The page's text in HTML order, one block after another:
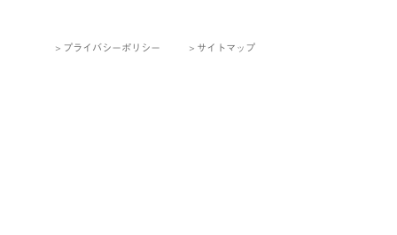
プライバシーポリシー サイトマップ